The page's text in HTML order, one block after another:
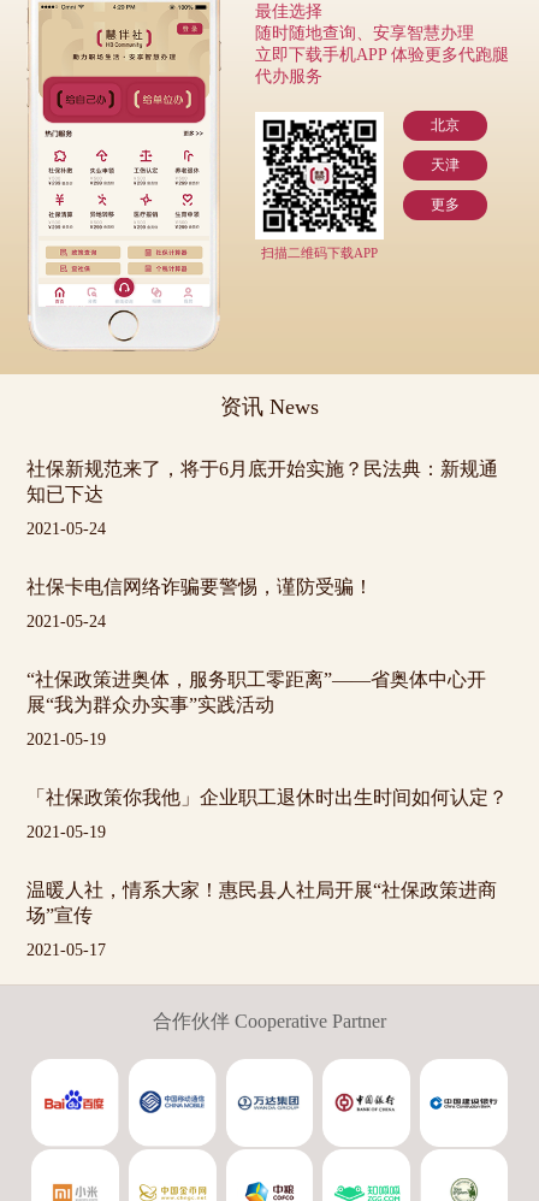
最佳选择
随时随地查询、安享智慧办理
立即下载手机APP 体验更多代跑腿
代办服务
扫描二维码下载APP
北京
天津
更多
资讯 News
社保新规范来了，将于6月底开始实施？民法典：新规通
知已下达
2021-05-24
社保卡电信网络诈骗要警惕，谨防受骗！
2021-05-24
“社保政策进奥体，服务职工零距离”——省奥体中心开
展“我为群众办实事”实践活动
2021-05-19
「社保政策你我他」企业职工退休时出生时间如何认定？
2021-05-19
温暖人社，情系大家！惠民县人社局开展“社保政策进商
场”宣传
2021-05-17
合作伙伴 Cooperative Partner